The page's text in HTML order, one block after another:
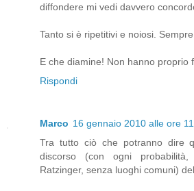
diffondere mi vedi davvero
Tanto si è ripetitivi e noiosi.
E che diamine! Non hanno proprio
Rispondi
Marco 16 gennaio 2010 alle ore
Tra tutto ciò che potranno dire
discorso (con ogni
Ratzinger, senza luoghi comuni)